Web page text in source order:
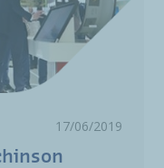
17/06/2019